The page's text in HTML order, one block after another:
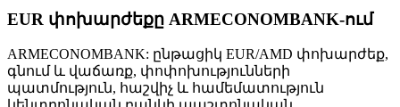
EUR փոխարժեքը ARMECONOMBANK-ում
ARMECONOMBANK: ընթացիկ EUR/AMD փոխարժեք,
գնում և վաճառք, փոփոխությունների
պատմություն, հաշվիչ և համեմատություն